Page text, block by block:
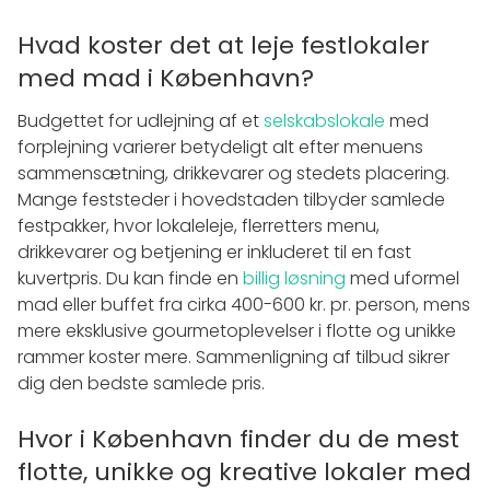
Hvad koster det at leje festlokaler
med mad i København?
Budgettet for udlejning af etselskabslokale med
forplejning varierer betydeligt alt efter menuens
sammensætning, drikkevarer og stedets placering.
Mange feststeder i hovedstaden tilbyder samlede
festpakker, hvor lokaleleje, flerretters menu,
drikkevarer og betjening er inkluderet til en fast
kuvertpris. Du kan finde en billig løsning med uformel
mad eller buffet fra cirka 400-600 kr. pr. person, mens
mere eksklusive gourmetoplevelser i flotte og unikke
rammer koster mere. Sammenligning af tilbud sikrer
dig den bedste samlede pris.
Hvor i København finder du de mest
flotte, unikke og kreative lokaler med